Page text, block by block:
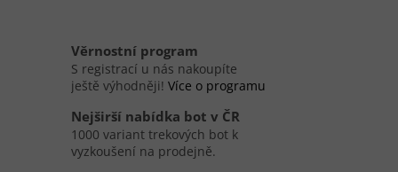
Věrnostní program
S registrací u nás nakoupíte
ještě výhodněji! Více o programu
Nejširší nabídka bot v ČR
1000 variant trekových bot k
vyzkoušení na prodejně.